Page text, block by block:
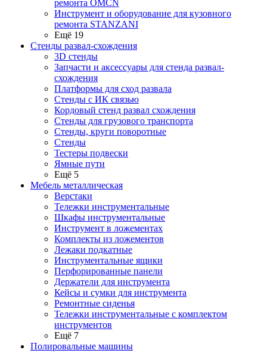
ремонта OMCN
Инструмент и оборудование для кузовного
ремонта STANZANI
Ещё 19
Стенды развал-схождения
3D стенды
Запчасти и аксессуары для стенда развал-
схождения
Платформы для сход развала
Стенды с ИК связью
Кордовый стенд развал схождения
Стенды для грузового транспорта
Стенды, круги поворотные
Стенды
Тестеры подвески
Ямные пути
Ещё 5
Мебель металлическая
Верстаки
Тележки инструментальные
Шкафы инструментальные
Инструмент в ложементах
Комплекты из ложементов
Лежаки подкатные
Инструментальные ящики
Перфорированные панели
Держатели для инструмента
Кейсы и сумки для инструмента
Ремонтные сиденья
Тележки инструментальные с комплектом
инструментов
Ещё 7
Полировальные машины